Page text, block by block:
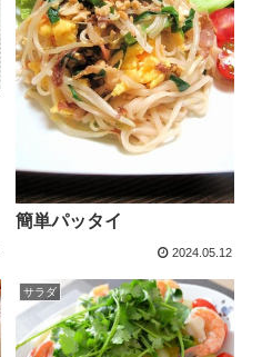
簡単パッタイ
2024.05.12
サラダ